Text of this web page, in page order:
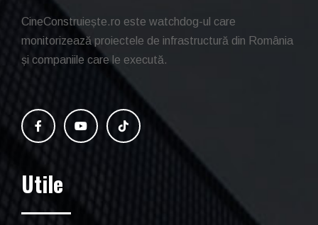
CineConstruiește.ro este watchdog-ul care
monitorizează proiectele de infrastructură din România
și companiile care le execută.
Utile